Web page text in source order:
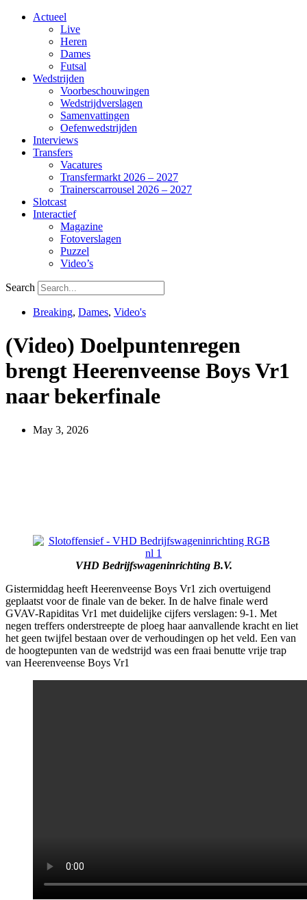
Actueel
Live
Heren
Dames
Futsal
Wedstrijden
Voorbeschouwingen
Wedstrijdverslagen
Samenvattingen
Oefenwedstrijden
Interviews
Transfers
Vacatures
Transfermarkt 2026 – 2027
Trainerscarrousel 2026 – 2027
Slotcast
Interactief
Magazine
Fotoverslagen
Puzzel
Video’s
Search
Breaking, Dames, Video's
(Video) Doelpuntenregen
brengt Heerenveense Boys Vr1
naar bekerfinale
May 3, 2026
VHD Bedrijfswageninrichting B.V.
Gistermiddag heeft Heerenveense Boys Vr1 zich overtuigend
geplaatst voor de finale van de beker. In de halve finale werd
GVAV-Rapiditas Vr1 met duidelijke cijfers verslagen: 9-1. Met
negen treffers onderstreepte de ploeg haar aanvallende kracht en liet
het geen twijfel bestaan over de verhoudingen op het veld. Een van
de hoogtepunten van de wedstrijd was een fraai benutte vrije trap
van Heerenveense Boys Vr1